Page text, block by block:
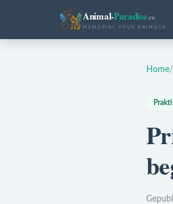
Animal-Paradise .eu
MEMORIAL POUR ANIMAUX
Home/